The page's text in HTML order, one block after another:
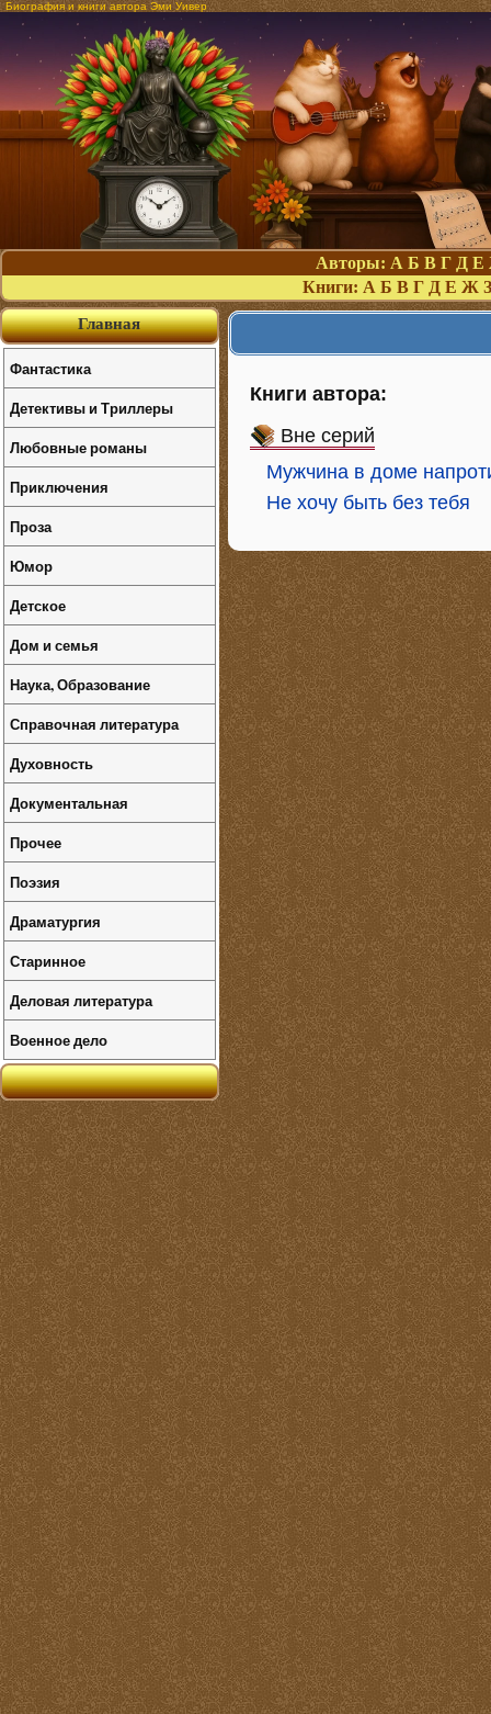
Биография и книги автора Эми Уивер
Авторы: А Б В Г Д Е
Книги: А Б В Г Д Е Ж З
Книги автора:
Вне серий
Мужчина в доме
Не хочу быть без тебя
Главная
Фантастика
Детективы и Триллеры
Любовные романы
Приключения
Проза
Юмор
Детское
Дом и семья
Наука, Образование
Справочная литература
Духовность
Документальная
Прочее
Поэзия
Драматургия
Старинное
Деловая литература
Военное дело